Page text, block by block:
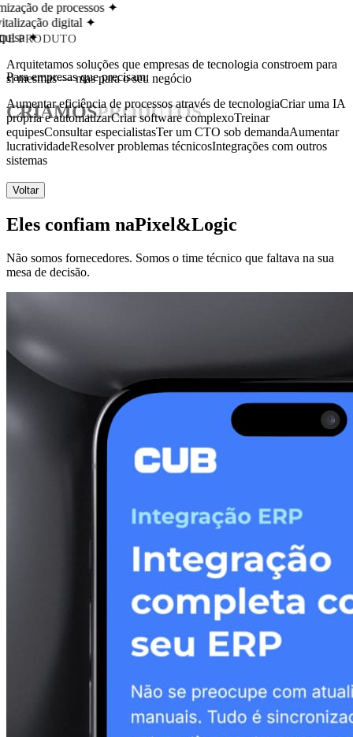
de processos✦
digital✦
✦
Arquitetamos soluções que empresas de tecnologia constroem para
si mesmas — mas para o seu negócio
CRIAMOSPRODUTOS
PRODUTO
Para empresas que precisam:
Aumentar eficiência de processos através de tecnologiaCriar uma IA
própria e automatizarCriar software complexoTreinar
equipesConsultar especialistasTer um CTO sob demandaAumentar
lucratividadeResolver problemas técnicosIntegrações com outros
sistemas
Voltar
Eles confiam naPixel&Logic
Não somos fornecedores. Somos o time técnico que faltava na sua
mesa de decisão.